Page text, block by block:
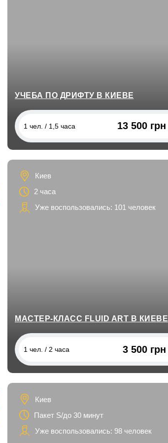
УЧЕБА ПО ДРИФТУ В КИЕВЕ
1 чел. / 1,5 часа 13 500 грн
1 чел. / 1,5 часа
Киев
2 часа
Уже воспользовались: 101 человек
МАСТЕР-КЛАСС FLUID ART В КИЕВЕ
1 чел. / 2 часа 3 500 грн
2 чел. / 2 часа
Киев
Пакет S/до 30 минут
Уже воспользовались: 98 человек